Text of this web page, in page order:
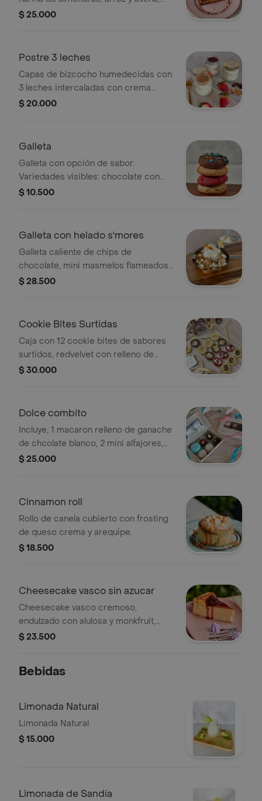
endulzada con monkfruit , rellena de
azucar y mani.
$ 25.000
Postre 3 leches
Capas de bizcocho humedecidas con
3 leches intercaladas con crema
chantilly y topping a elección .
$ 20.000
Galleta
Galleta con opción de sabor.
Variedades visibles: chocolate con
chispas de colores, vainilla, red velvet.
$ 10.500
Galleta con helado s'mores
Galleta caliente de chips de
chocolate, mini masmelos flameados
y salsa de caramelo.
$ 28.500
Cookie Bites Surtidas
Caja con 12 cookie bites de sabores
surtidos, redvelvet con relleno de
chocolate blanco, chips con relleno
con relleno de arequipe .
$ 30.000
Dolce combito
Incluye, 1 macaron relleno de ganache
de chcolate blanco, 2 mini alfajores,
dos mini brownies y una trufa.
$ 25.000
Cinnamon roll
Rollo de canela cubierto con frosting
de queso crema y arequipe.
$ 18.500
Cheesecake vasco sin azucar
Cheesecake vasco cremoso,
endulzado con alulosa y monkfruit,
acompañado con la salsa de tu
$ 23.500
Bebidas
Limonada Natural
Limonada Natural
$ 15.000
Limonada de Sandía